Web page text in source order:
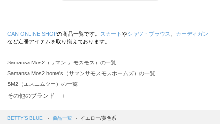
CAN ONLINE SHOPの商品一覧です。 スカート やシャツ・ブラウス
カーディガン
など定番アイテムを取り揃えております。
Samansa Mos2（サマンサ モスモス）の一覧
Samansa Mos2 home's（サマンサモスモスホームズ）の一覧
SM2（エスエムツー）の一覧
TSUHARU by Samansa Mos2（ツハルバイサマンサモスモス）の一覧
Samansa Mos2 blue（サマンサモスモス ブルー）の一覧
その他のブランド ＋
BETTY'S BLUE 商品一覧 イエロー/黄色系